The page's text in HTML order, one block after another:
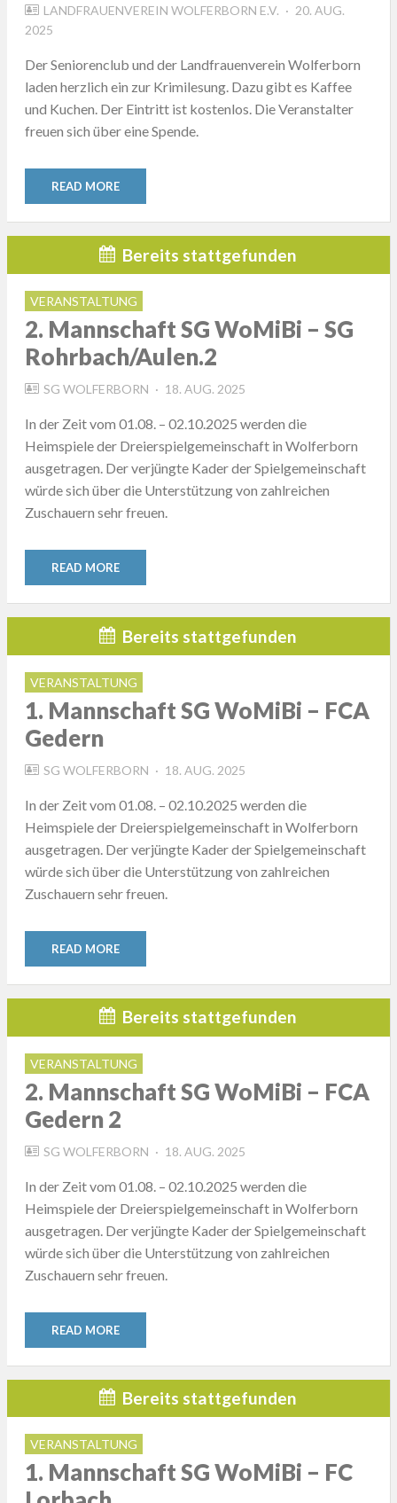
LANDFRAUENVEREIN WOLFERBORN E.V.
POSTED
20. AUG.
2025
Der Seniorenclub und der Landfrauenverein Wolferborn
laden herzlich ein zur Krimilesung. Dazu gibt es Kaffee
und Kuchen. Der Eintritt ist kostenlos. Die Veranstalter
freuen sich über eine Spende.
READ MORE
Bereits stattgefunden
VERANSTALTUNG
2. Mannschaft SG WoMiBi – SG
Rohrbach/Aulen.2
SG WOLFERBORN
POSTED
18. AUG. 2025
In der Zeit vom 01.08. – 02.10.2025 werden die
Heimspiele der Dreierspielgemeinschaft in Wolferborn
ausgetragen. Der verjüngte Kader der Spielgemeinschaft
würde sich über die Unterstützung von zahlreichen
Zuschauern sehr freuen.
READ MORE
Bereits stattgefunden
VERANSTALTUNG
1. Mannschaft SG WoMiBi – FCA
Gedern
SG WOLFERBORN
POSTED
18. AUG. 2025
In der Zeit vom 01.08. – 02.10.2025 werden die
Heimspiele der Dreierspielgemeinschaft in Wolferborn
ausgetragen. Der verjüngte Kader der Spielgemeinschaft
würde sich über die Unterstützung von zahlreichen
Zuschauern sehr freuen.
READ MORE
Bereits stattgefunden
VERANSTALTUNG
2. Mannschaft SG WoMiBi – FCA
Gedern 2
SG WOLFERBORN
POSTED
18. AUG. 2025
In der Zeit vom 01.08. – 02.10.2025 werden die
Heimspiele der Dreierspielgemeinschaft in Wolferborn
ausgetragen. Der verjüngte Kader der Spielgemeinschaft
würde sich über die Unterstützung von zahlreichen
Zuschauern sehr freuen.
READ MORE
Bereits stattgefunden
VERANSTALTUNG
1. Mannschaft SG WoMiBi – FC